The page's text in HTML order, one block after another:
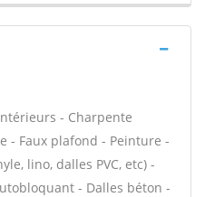
- Charpente
- Faux plafond - Peinture -
lino, dalles PVC, etc) -
- Dalles béton -